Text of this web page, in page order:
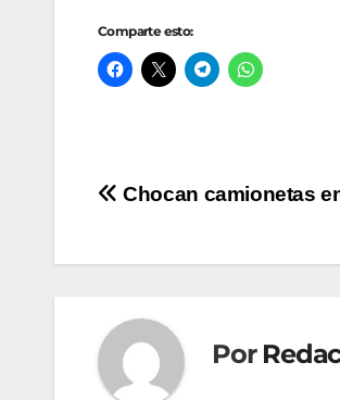
Comparte esto:
Navegación
Chocan camionetas
Por